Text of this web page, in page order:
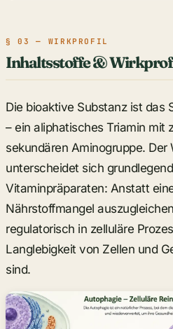
§ 03 — WIRKPROFIL
Inhaltsstoffe &
Die bioaktive Substanz ist das
– ein aliphatisches Triamin mit
sekundären Aminogruppe. Der
unterscheidet sich
Vitaminpräparaten: Anstatt
Nährstoffmangel
regulatorisch in zelluläre
Langlebigkeit von Zellen und
sind.